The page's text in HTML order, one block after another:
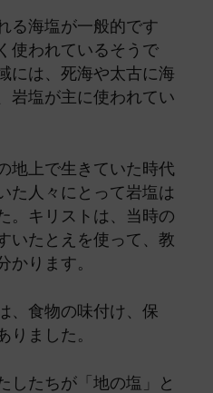
る海塩が一般的です
使われているそうで
には、死海や太古に海
岩塩が主に使われてい
地上で生きていた時代
た人々にとって岩塩は
。キリストは、当時の
いたとえを使って、教
かります。
、食物の味付け、保
りました。
したちが「地の塩」と